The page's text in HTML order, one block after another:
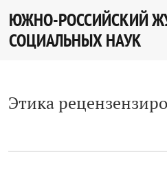
Этика
ЮЖНО-РОССИЙСКИЙ
СОЦИАЛЬНЫХ НАУК
Этика